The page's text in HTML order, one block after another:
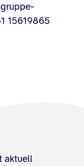
15619865
aktuell